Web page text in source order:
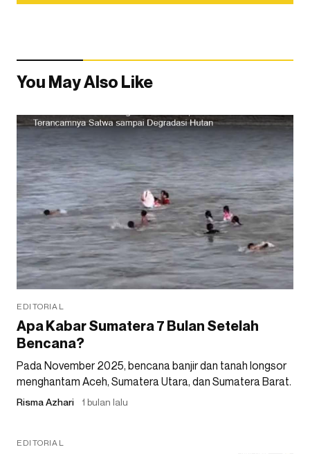
You May Also Like
EDITORIAL
Apa Kabar Sumatera 7 Bulan Setelah
Bencana?
Pada November 2025, bencana banjir dan tanah longsor
menghantam Aceh, Sumatera Utara, dan Sumatera Barat.
Risma Azhari 1 bulan lalu
EDITORIAL